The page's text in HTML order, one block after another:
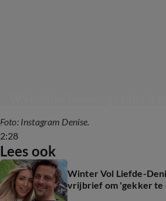
2:28
Foto: Instagram Denise.
Lees ook
Winter Vol Liefde-
vrijbrief om 'gekker te